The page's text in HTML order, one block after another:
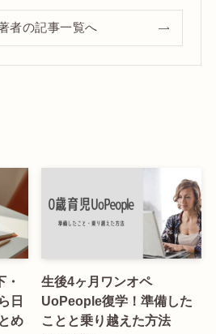
者の記事一覧へ
日
め
生後4ヶ月ワンオペ
UoPeople復学！準備した
ことと乗り越えた方法